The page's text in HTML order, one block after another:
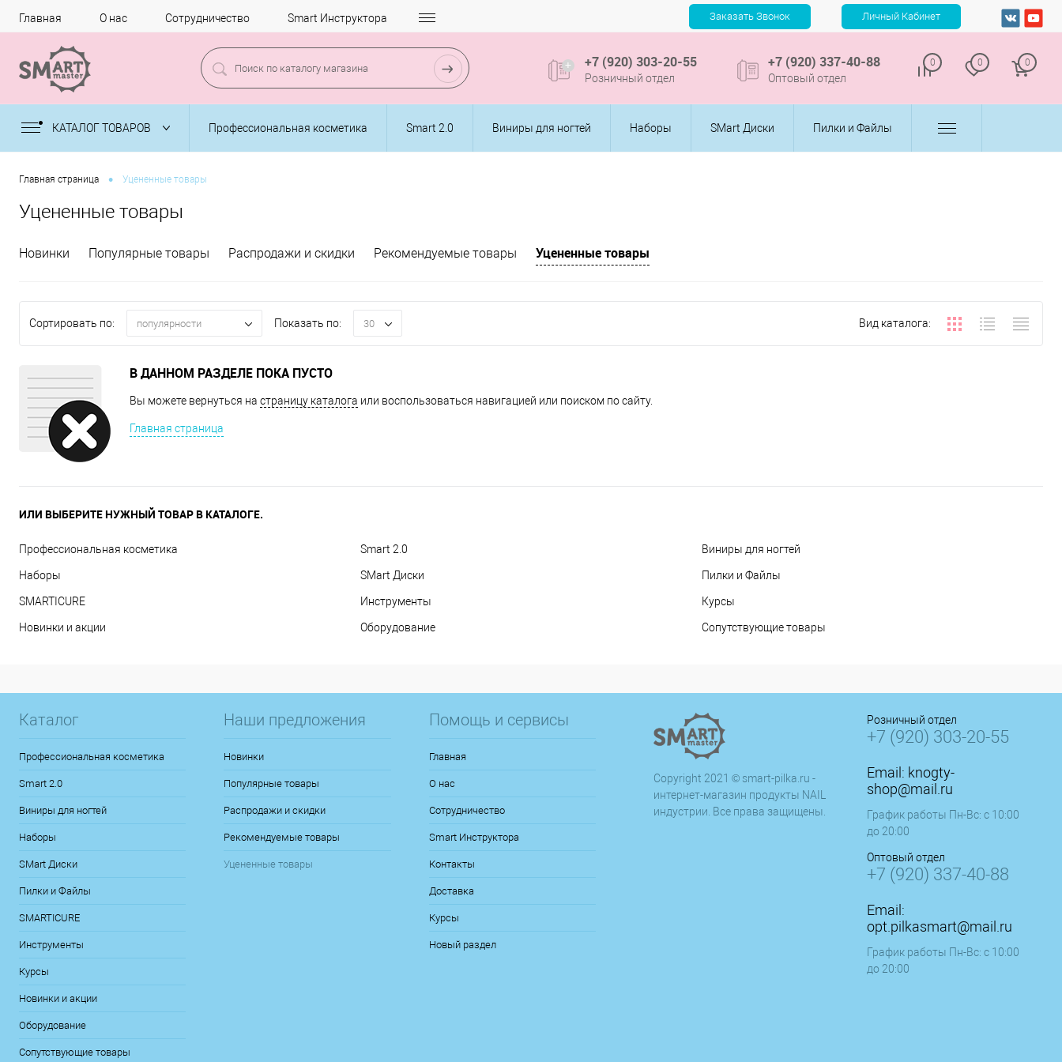
Главная О нас Сотрудничество Smart Инструктора
+7 (920) 303-20-55
Розничный отдел
+7 (920) 337-40-88
Оптовый отдел
0 0 0
КАТАЛОГ ТОВАРОВ Профессиональная косметика Smart 2.0 Виниры для ногтей Наборы SMart Диски Пилки и Файлы
Главная страница • Уцененные товары
Уцененные товары
Новинки Популярные товары Распродажи и скидки Рекомендуемые товары Уцененные товары
Сортировать по: популярности Показать по: 30 Вид каталога:
В ДАННОМ РАЗДЕЛЕ ПОКА ПУСТО
Вы можете вернуться на страницу каталога или воспользоваться навигацией или поиском по сайту.
Главная страница
ИЛИ ВЫБЕРИТЕ НУЖНЫЙ ТОВАР В КАТАЛОГЕ.
Профессиональная косметика Smart 2.0 Виниры для ногтей
Наборы SMart Диски Пилки и Файлы
SMARTICURE Инструменты Курсы
Новинки и акции Оборудование Сопутствующие товары
Каталог
Профессиональная косметика
Smart 2.0
Виниры для ногтей
Наборы
SMart Диски
Пилки и Файлы
SMARTICURE
Инструменты
Курсы
Новинки и акции
Оборудование
Сопутствующие товары
Наши предложения
Новинки
Популярные товары
Распродажи и скидки
Рекомендуемые товары
Уцененные товары
Помощь и сервисы
Главная
О нас
Сотрудничество
Smart Инструктора
Контакты
Доставка
Курсы
Новый раздел
Copyright 2021 © smart-pilka.ru -
интернет-магазин продукты NAIL
индустрии. Все права защищены.
Розничный отдел
+7 (920) 303-20-55
Email: knogty-
shop@mail.ru
График работы Пн-Вс: с 10:00
до 20:00
Оптовый отдел
+7 (920) 337-40-88
Email:
opt.pilkasmart@mail.ru
График работы Пн-Вс: с 10:00
до 20:00